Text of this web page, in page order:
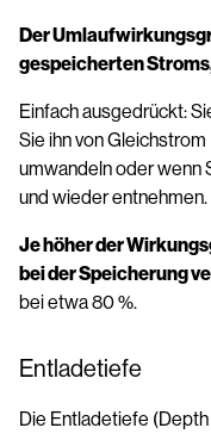
Der
gespeicherten
Einfach ausgedrückt:
Sie ihn von
umwandeln oder wenn
und wieder entnehmen.
Je höher der
bei der Speicherung
bei etwa 80 %.
Entladetiefe
Die Entladetiefe